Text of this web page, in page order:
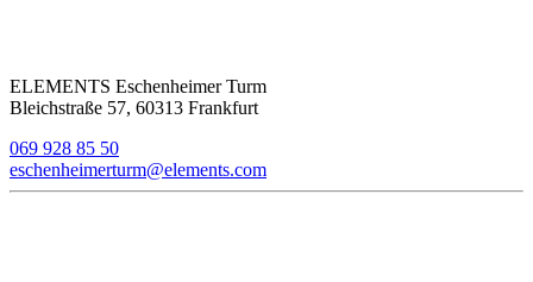
ELEMENTS Eschenheimer Turm
Bleichstraße 57, 60313 Frankfurt
069 928 85 50
eschenheimerturm@elements.com